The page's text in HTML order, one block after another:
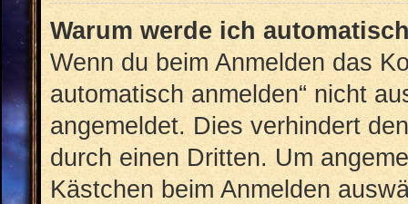
Warum werde ich
Wenn du beim Anmelden das
automatisch anmelden“ nicht
angemeldet. Dies verhindert
durch einen Dritten. Um
Kästchen beim Anmelden